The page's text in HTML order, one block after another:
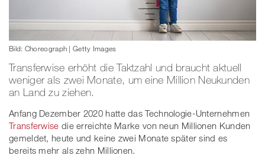
Bild: Choreograph | Getty Images
Transferwise erhöht die Taktzahl und braucht aktuell
weniger als zwei Monate, um eine Million Neukunden
an Land zu ziehen.
Anfang Dezember 2020 hatte das Technologie-Unternehmen
Transferwise die erreichte Marke von neun Millionen Kunden
gemeldet, heute und keine zwei Monate später sind es
bereits mehr als zehn Millionen.